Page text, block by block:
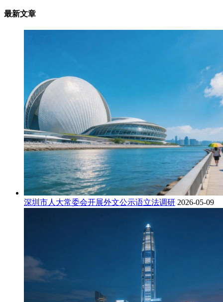
最新文章
深圳市人大常委会开展外文公示语立法调研 2026-05-09